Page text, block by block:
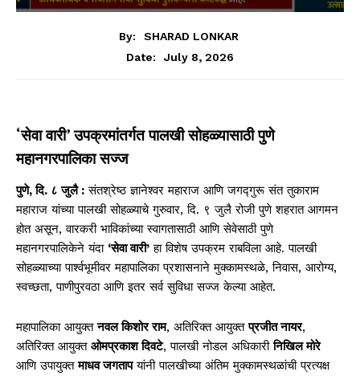
By:
SHARAD LONKAR
Date:
July 8, 2026
‘सेवा वारी’ उपक्रमांतर्गत पालखी सोहळ्यासाठी पुणे
महानगरपालिका सज्ज
पुणे, दि. ८ जुलै : संतश्रेष्ठ ज्ञानेश्वर महाराज आणि जगद्गुरू संत तुकाराम
महाराज यांच्या पालखी सोहळ्याचे गुरुवार, दि. ९ जुलै रोजी पुणे शहरात आगमन
होत असून, वारकरी भाविकांच्या स्वागतासाठी आणि सेवेसाठी पुणे
महानगरपालिकेने यंदा ‘सेवा वारी’ हा विशेष उपक्रम राबविला आहे. पालखी
सोहळ्याच्या पार्श्वभूमीवर महापालिका प्रशासनाने मुक्कामस्थळे, निवास, आरोग्य,
स्वच्छता, पाणीपुरवठा आणि इतर सर्व सुविधा सज्ज केल्या आहेत.
महापालिका आयुक्तनवल किशोर राम, अतिरिक्त आयुक्तप्रजीत नायर,
अतिरिक्त आयुक्त ओमप्रकाश दिवटे, पालखी नोडल अधिकारीनिखिल मोरे
आणि उपायुक्तमाधव जगतापयांनी पालखीच्या अंतिम मुक्कामस्थळांची प्रत्यक्ष